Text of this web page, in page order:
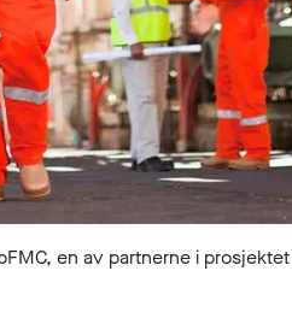
en av partnerne i